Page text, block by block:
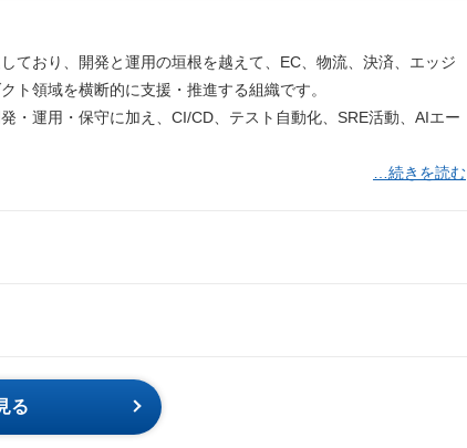
ており、開発と運用の垣根を越えて、EC、物流、決済、エッジ
ト領域を横断的に支援・推進する組織です。
・運用・保守に加え、CI/CD、テスト自動化、SRE活動、AIエー
…続きを読む
る